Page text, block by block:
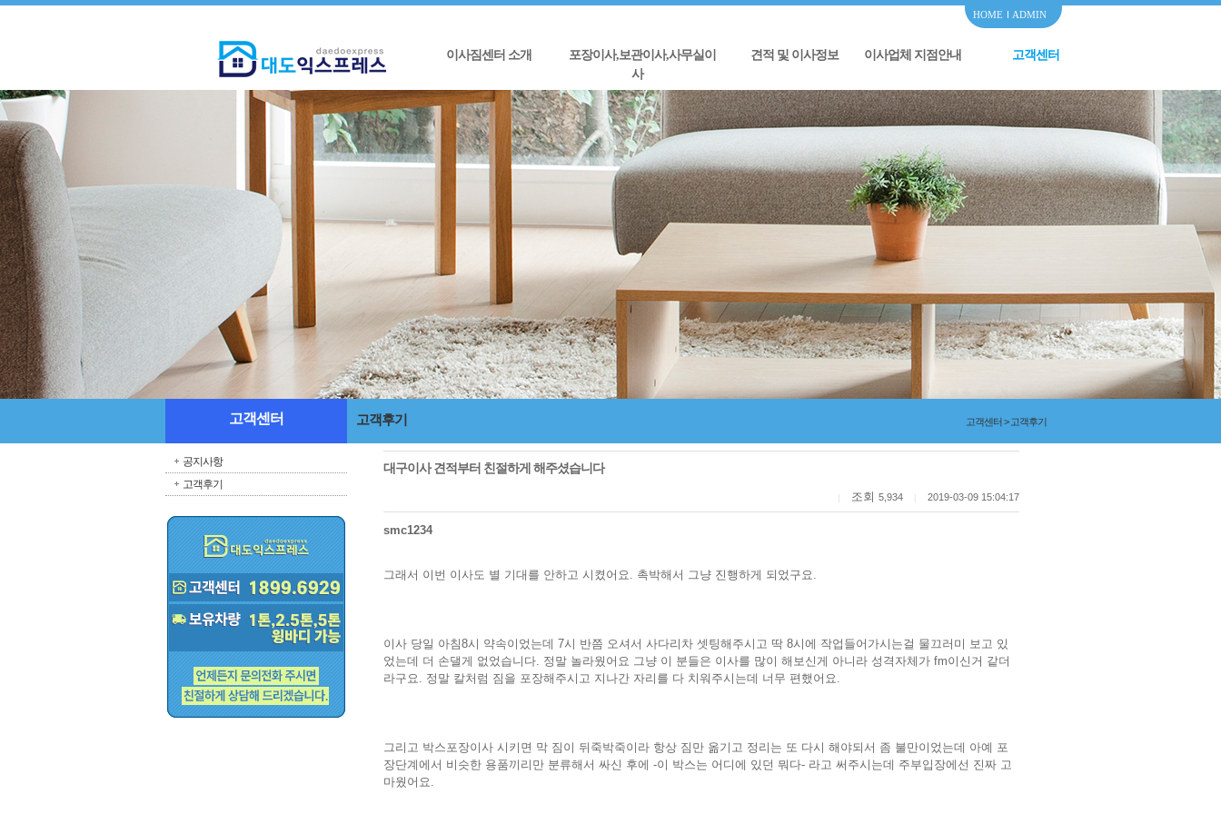
HOME ADMIN
이사짐센터 소개
포장이사,보관이사,사무실이
사
견적 및 이사정보 이사업체 지점안내 고객센터
고객센터
공지사항
고객후기
고객후기 고객센터 > 고객후기
대구이사 견적부터 친절하게 해주셨습니다
조회 5,934 2019-03-09 15:04:17
smc1234
그래서 이번 이사도 별 기대를 안하고 시켰어요. 촉박해서 그냥 진행하게 되었구요.
이사 당일 아침8시 약속이었는데 7시 반쯤 오셔서 사다리차 셋팅해주시고 딱 8시에 작업들어가시는걸 물끄러미 보고 있
었는데 더 손댈게 없었습니다. 정말 놀라웠어요 그냥 이 분들은 이사를 많이 해보신게 아니라 성격자체가 fm이신거 같더
라구요. 정말 칼처럼 짐을 포장해주시고 지나간 자리를 다 치워주시는데 너무 편했어요.
그리고 박스포장이사 시키면 막 짐이 뒤죽박죽이라 항상 짐만 옮기고 정리는 또 다시 해야되서 좀 불만이었는데 아예 포
장단계에서 비슷한 용품끼리만 분류해서 싸신 후에 -이 박스는 어디에 있던 뭐다- 라고 써주시는데 주부입장에선 진짜 고
마웠어요.